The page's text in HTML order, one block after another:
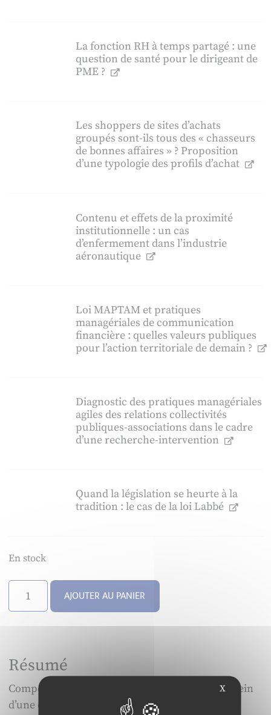
La fonction RH à temps partagé : une
question de santé pour le dirigeant de
PME ?
Les shoppers de sites d’achats
groupés sont-ils tous des « chasseurs
de bonnes affaires » ? Proposition
d’une typologie des profils d’achat
Contenu et effets de la proximité
institutionnelle : un cas
d’enfermement dans l’industrie
aéronautique
Loi MAPTAM et pratiques
managériales de communication
financière : quelles valeurs publiques
pour l’action territoriale de demain ?
Diagnostic des pratiques managériales
agiles des relations collectivités
publiques-associations dans le cadre
d’une recherche-intervention
Quand la législation se heurte à la
tradition : le cas de la loi Labbé
En stock
-
N°101
AJOUTER AU PANIER
Résumé
Compétences interculturelles individuelles au sein
d’une équipe multiculturelle : une étude
X